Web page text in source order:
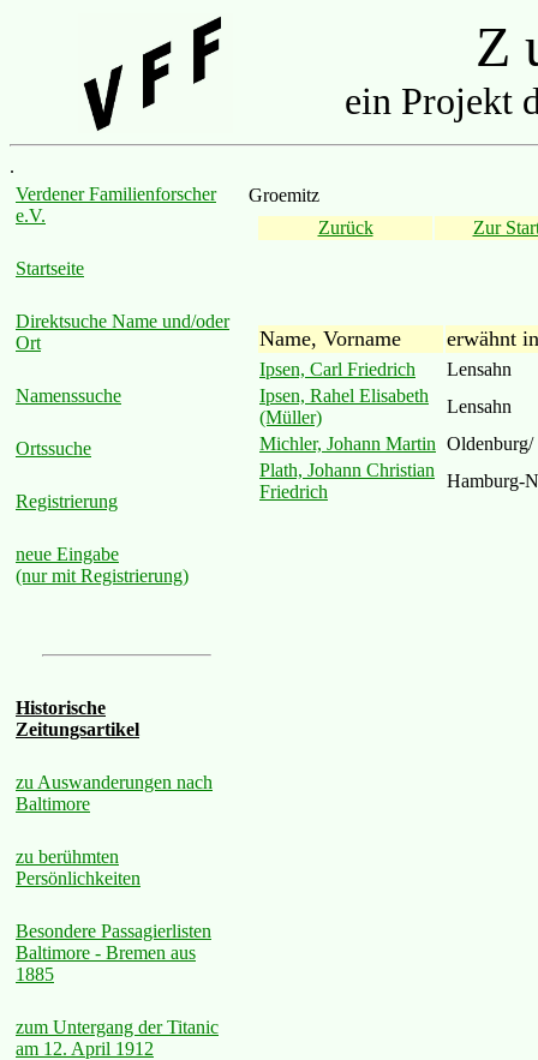
Z
ein Projekt
.
Verdener Familienforscher
e.V.
Startseite
Direktsuche Name und/oder
Ort
Namenssuche
Ortssuche
Registrierung
neue Eingabe
(nur mit Registrierung)
Historische
Zeitungsartikel
zu Auswanderungen nach
Baltimore
zu berühmten
Persönlichkeiten
Besondere Passagierlisten
Baltimore - Bremen aus
1885
zum Untergang der Titanic
am 12. April 1912
Groemitz
Zurück
Zur
Name, Vorname erwähnt in
Ipsen, Carl Friedrich
Lensahn
Ipsen, Rahel Elisabeth
(Müller)
Lensahn
Michler, Johann Martin
Plath, Johann Christian
Friedrich
Hamburg-